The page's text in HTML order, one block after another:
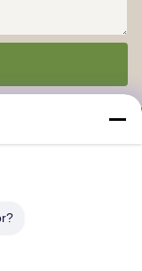
HONIG-